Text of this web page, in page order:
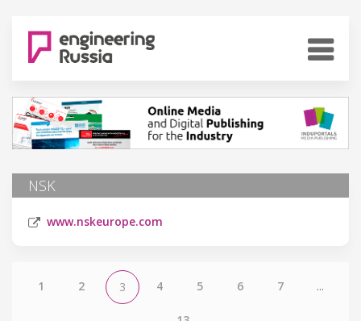
NSK
www.nskeurope.com
1 2 3 4 5 6 7 ...